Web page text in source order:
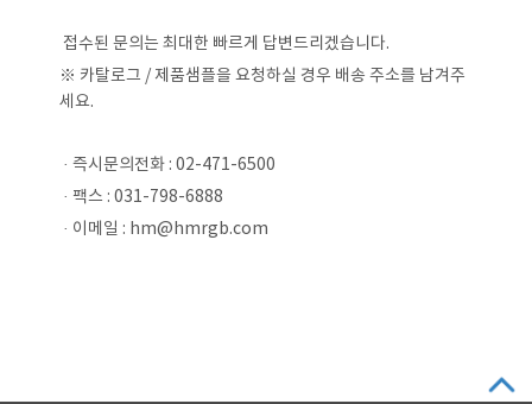
접수된 문의는 최대한 빠르게 답변드리겠습니다.
※ 카탈로그 / 제품샘플을 요청하실 경우 배송 주소를 남겨주
세요.
· 즉시문의전화 : 02-471-6500
· 팩스 : 031-798-6888
· 이메일 : hm@hmrgb.com